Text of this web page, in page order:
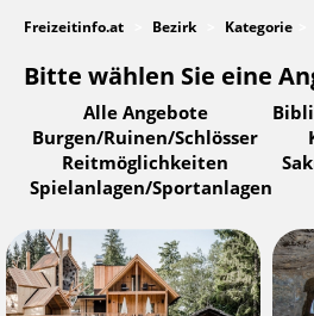
Freizeitinfo.at Bezirk Kategorie
Bitte wählen Sie eine
Alle Angebote
Burgen/Ruinen/Schlösser
Reitmöglichkeiten
Spielanlagen/Sportanlagen